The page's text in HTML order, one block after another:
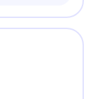
дефекте.
на
-
в
не